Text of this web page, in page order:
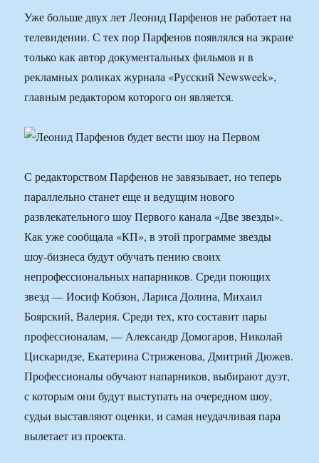
Уже больше двух лет Леонид Парфенов не работает на
телевидении. С тех пор Парфенов появлялся на экране
только как автор документальных фильмов и в
рекламных роликах журнала «Русский Newsweek»,
главным редактором которого он является.
С редакторством Парфенов не завязывает, но теперь
параллельно станет еще и ведущим нового
развлекательного шоу Первого канала «Две звезды».
Как уже сообщала «КП», в этой программе звезды
шоу-бизнеса будут обучать пению своих
непрофессиональных напарников. Среди поющих
звезд — Иосиф Кобзон, Лариса Долина, Михаил
Боярский, Валерия. Среди тех, кто составит пары
профессионалам, — Александр Домогаров, Николай
Цискаридзе, Екатерина Стриженова, Дмитрий Дюжев.
Профессионалы обучают напарников, выбирают дуэт,
с которым они будут выступать на очередном шоу,
судьи выставляют оценки, и самая неудачливая пара
вылетает из проекта.